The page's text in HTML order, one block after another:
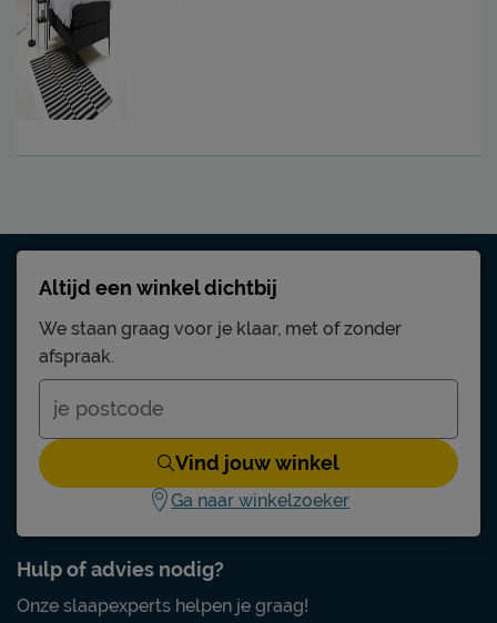
Hulp of advies nodig?
Onze slaapexperts helpen je graag!
Altijd een winkel dichtbij
We staan graag voor je klaar, met of zonder
afspraak.
Vind jouw winkel
Ga naar winkelzoeker